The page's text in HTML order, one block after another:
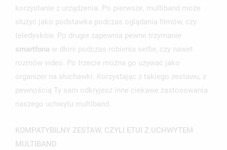
korzystanie z urządzenia. Po pierwsze, multiband może
służyć jako podstawka podczas oglądania filmów, czy
teledysków. Po drugie zapewnia pewne trzymanie
smartfona w dłoni podczas robienia selfie, czy nawet
rozmów video. Po trzecie można go używać jako
organizer na słuchawki. Korzystając z takiego zestawu, z
pewnością Ty sam odkryjesz inne ciekawe zastosowania
naszego uchwytu multiband.
KOMPATYBILNY ZESTAW, CZYLI ETUI Z UCHWYTEM
MULTIBAND
MOJE LISTY ŻYCZEŃ
UTWÓRZ LISTĘ ŻYCZEŃ
ZALOGUJ SIĘ
SWOJEJ LIŚCIE ŻYCZEŃ.